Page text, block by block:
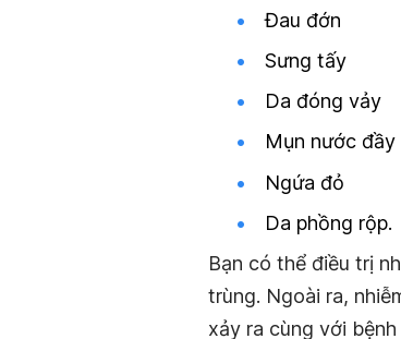
Đau đớn
Sưng tấy
Da đóng vảy
Mụn nước đầy
Ngứa đỏ
Da phồng rộp.
Bạn có thể điều trị
trùng. Ngoài ra,
xảy ra cùng với